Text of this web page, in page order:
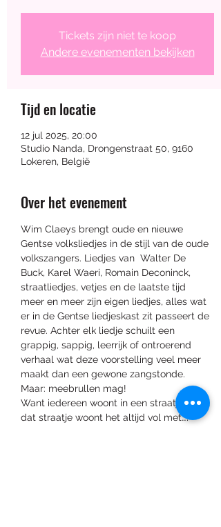
Studio Nanda,
Drongenstraat 50, 9160 Lokeren,
Meer info
Tickets zijn niet te koop
Andere evenementen bekijken
Tijd en locatie
12 jul 2025, 20:00
Studio Nanda, Drongenstraat 50, 9160
Lokeren, België
Over het evenement
Wim Claeys brengt oude en nieuwe
Gentse volksliedjes in de stijl van de oude
volkszangers. Liedjes van  Walter De
Buck, Karel Waeri, Romain Deconinck,
straatliedjes, vetjes en de laatste tijd
meer en meer zijn eigen liedjes, alles wat
er in de Gentse liedjeskast zit passeert de
revue. Achter elk liedje schuilt een
grappig, sappig, leerrijk of ontroerend
verhaal wat deze voorstelling veel meer
maakt dan een gewone zangstonde.
Maar: meebrullen mag!
Want iedereen woont in een straatje, en in
dat straatje woont het altijd vol met…?